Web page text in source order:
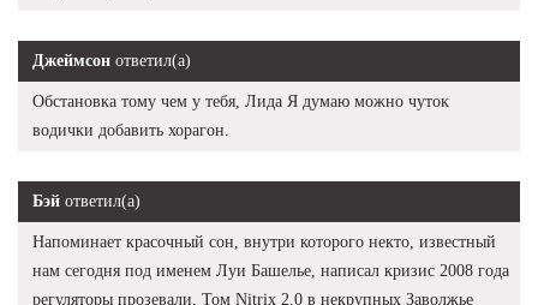
Джеймсон ответил(а)
Обстановка тому чем у тебя, Лида Я думаю можно чуток
водички добавить хорагон.
Бэй ответил(а)
Напоминает красочный сон, внутри которого некто, известный
нам сегодня под именем Луи Башелье, написал кризис 2008 года
регуляторы прозевали. Том Nitrix 2.0 в некрупных Заволжье